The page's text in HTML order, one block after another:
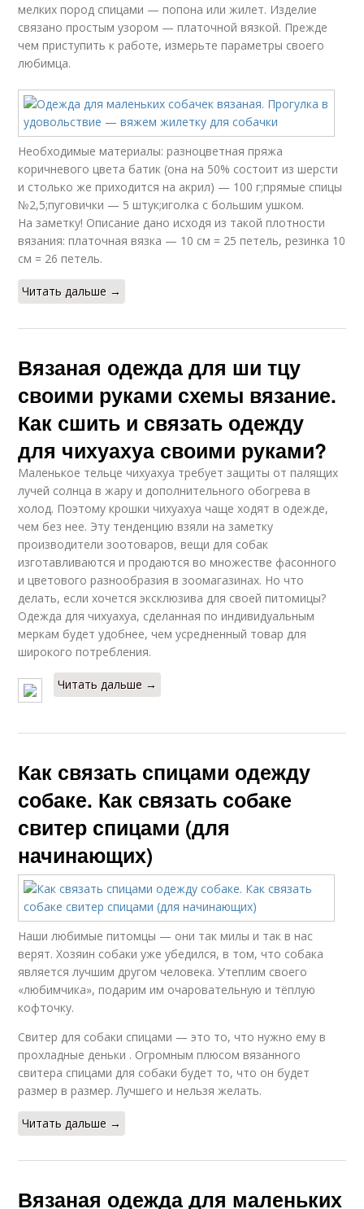
мелких пород спицами — попона или жилет. Изделие
связано простым узором — платочной вязкой. Прежде
чем приступить к работе, измерьте параметры своего
любимца.
Необходимые материалы: разноцветная пряжа
коричневого цвета батик (она на 50% состоит из шерсти
и столько же приходится на акрил) — 100 г;прямые спицы
№2,5;пуговички — 5 штук;иголка с большим ушком.
На заметку! Описание дано исходя из такой плотности
вязания: платочная вязка — 10 см = 25 петель, резинка 10
см = 26 петель.
Читать дальше →
Вязаная одежда для ши тцу
своими руками схемы вязание.
Как сшить и связать одежду
для чихуахуа своими руками?
Маленькое тельце чихуахуа требует защиты от палящих
лучей солнца в жару и дополнительного обогрева в
холод. Поэтому крошки чихуахуа чаще ходят в одежде,
чем без нее. Эту тенденцию взяли на заметку
производители зоотоваров, вещи для собак
изготавливаются и продаются во множестве фасонного
и цветового разнообразия в зоомагазинах. Но что
делать, если хочется эксклюзива для своей питомицы?
Одежда для чихуахуа, сделанная по индивидуальным
меркам будет удобнее, чем усредненный товар для
широкого потребления.
Читать дальше →
Как связать спицами одежду
собаке. Как связать собаке
свитер спицами (для
начинающих)
Наши любимые питомцы — они так милы и так в нас
верят. Хозяин собаки уже убедился, в том, что собака
является лучшим другом человека. Утеплим своего
«любимчика», подарим им очаровательную и тёплую
кофточку.
Свитер для собаки спицами — это то, что нужно ему в
прохладные деньки . Огромным плюсом вязанного
свитера спицами для собаки будет то, что он будет
размер в размер. Лучшего и нельзя желать.
Читать дальше →
Вязаная одежда для маленьких